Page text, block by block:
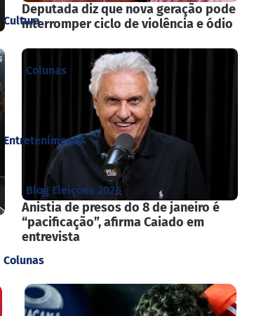
Colunas
Blog Eleições 2026
Cultura
Entretenimento
Colunas
Deputada diz que nova geração pode
interromper ciclo de violência e ódio
Anistia de presos do 8 de janeiro é
“pacificação”, afirma Caiado em
entrevista